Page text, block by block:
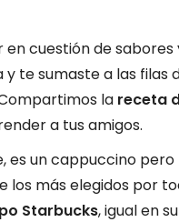
en cuestión de
te sumaste a las filas
la receta
a tus amigos.
es un cappuccino
los más elegidos por
Starbucks, igual en